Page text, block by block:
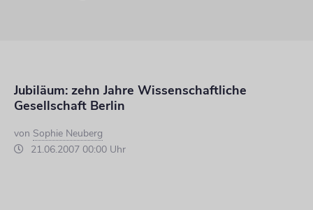
Jubiläum: zehn Jahre Wissenschaftliche
Gesellschaft Berlin
von Sophie Neuberg
21.06.2007 00:00 Uhr